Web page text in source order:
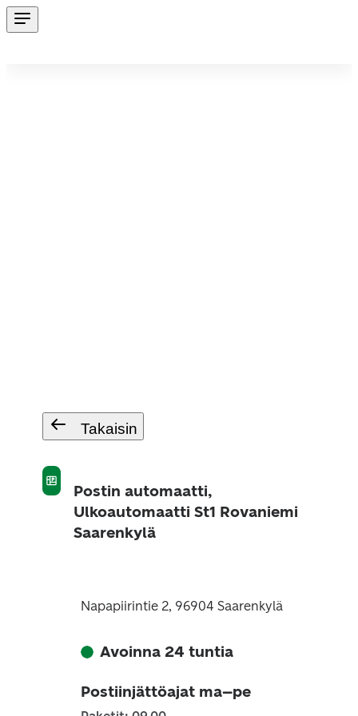
Takaisin
Postin automaatti,
Ulkoautomaatti St1 Rovaniemi
Saarenkylä
Napapiirintie 2, 96904 Saarenkylä
Avoinna 24 tuntia
Postiinjättöajat ma–pe